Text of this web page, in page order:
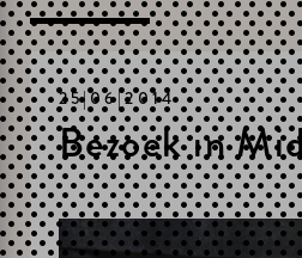
25|06|2014
Bezoek in